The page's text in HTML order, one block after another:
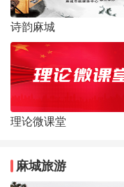
诗韵麻城
理论微课堂
麻城旅游